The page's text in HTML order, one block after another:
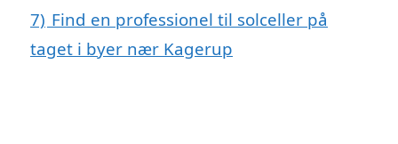
7) Find en professionel til solceller på
taget i byer nær Kagerup